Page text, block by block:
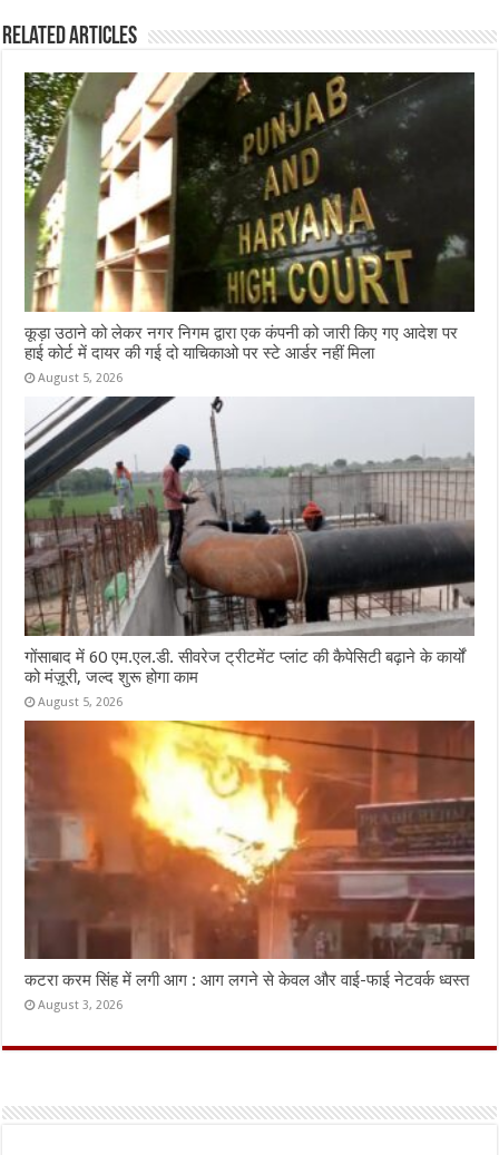
Related Articles
कूड़ा उठाने को लेकर नगर निगम द्वारा एक कंपनी को जारी किए गए आदेश पर
हाई कोर्ट में दायर की गई दो याचिकाओ पर स्टे आर्डर नहीं मिला
August 5, 2026
गोंसाबाद में 60 एम.एल.डी. सीवरेज ट्रीटमेंट प्लांट की कैपेसिटी बढ़ाने के कार्यों
को मंज़ूरी, जल्द शुरू होगा काम
August 5, 2026
कटरा करम सिंह में लगी आग : आग लगने से केवल और वाई-फाई नेटवर्क ध्वस्त
August 3, 2026